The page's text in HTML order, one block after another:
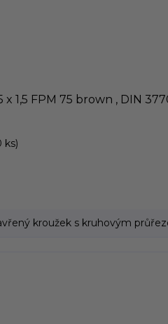
x 1,5 FPM 75 brown , DIN
ks)
kroužek s kruhovým